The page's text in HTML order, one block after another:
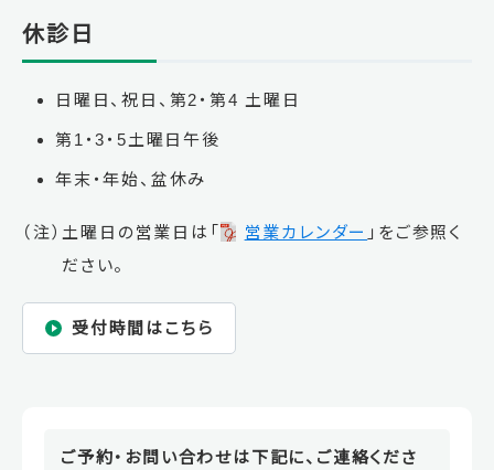
休診日
日曜日、祝日、第2・第4 土曜日
第1・3・5土曜日午後
年末・年始、盆休み
（注）土曜日の営業日は「 営業カレンダー 」をご参照く
ださい。
受付時間はこちら
ご予約・お問い合わせは下記に、ご連絡くださ